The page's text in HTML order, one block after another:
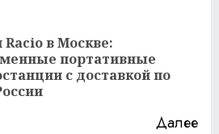
Racio в Москве:
портативные
с доставкой по
Далее